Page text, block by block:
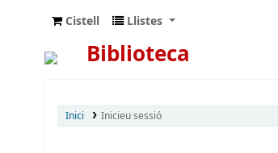
Cistell Llistes
Biblioteca
Inici Inicieu sessió